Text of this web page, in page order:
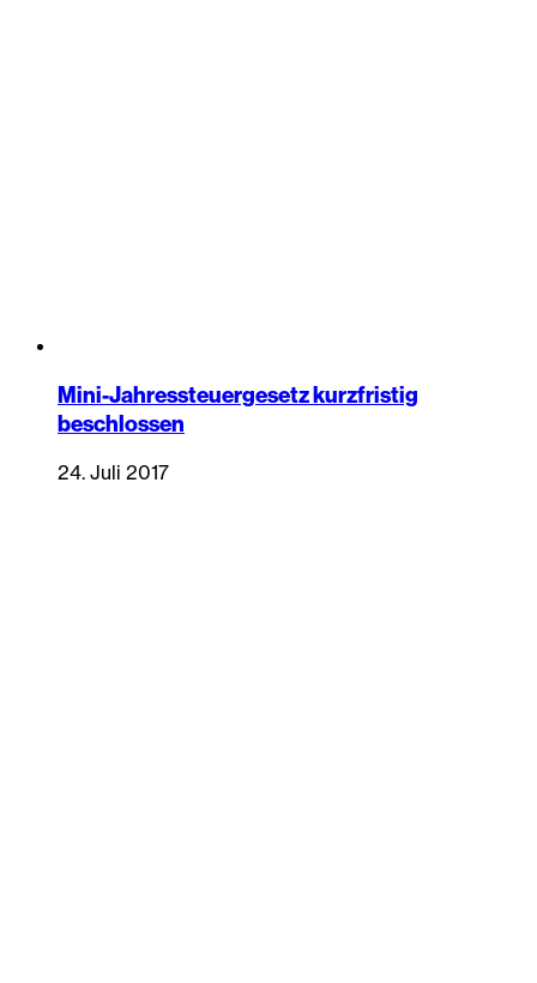
Mini-Jahressteuergesetz kurzfristig
beschlossen
24. Juli 2017